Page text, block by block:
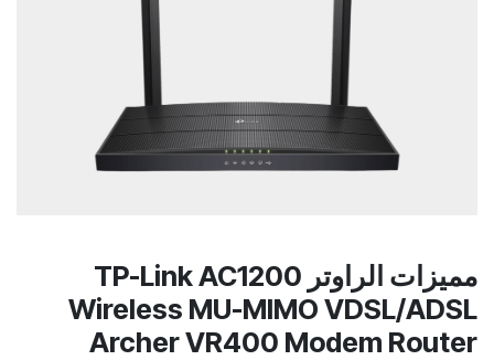
مميزات الراوتر TP-Link AC1200
Wireless MU-MIMO VDSL/ADSL
Archer VR400 Modem Router